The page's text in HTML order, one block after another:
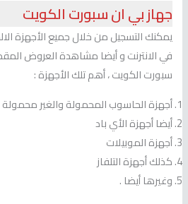
جهاز بي ان سبورت الكويت
يمكنك التسجيل من خلال جميع الأجهزة
في الانترنت و أيضا مشاهدة العروض
سبورت الكويت ، أهم تلك الأجهزة :
أجهزة الحاسوب المحمولة والغير محمولة
أيضا أجهزة الأي باد
أجهزة الموبيلات
كذلك أجهزة التلفاز
وغيرها أيضا .